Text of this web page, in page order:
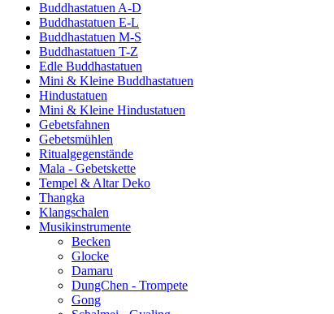
Buddhastatuen A-D
Buddhastatuen E-L
Buddhastatuen M-S
Buddhastatuen T-Z
Edle Buddhastatuen
Mini & Kleine Buddhastatuen
Hindustatuen
Mini & Kleine Hindustatuen
Gebetsfahnen
Gebetsmühlen
Ritualgegenstände
Mala - Gebetskette
Tempel & Altar Deko
Thangka
Klangschalen
Musikinstrumente
Becken
Glocke
Damaru
DungChen - Trompete
Gong